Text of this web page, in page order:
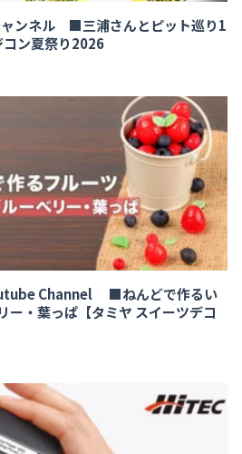
ャンネル ■三浦さんとピット巡り1
ン夏祭り2026
Channel ■ねんどで作るい
ー・葉っぱ【タミヤ スイーツデコ